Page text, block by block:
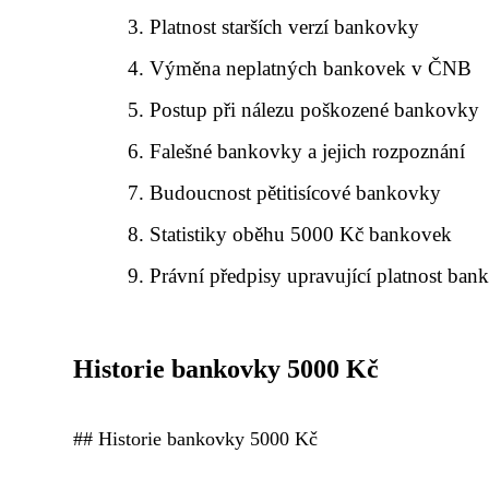
Platnost starších verzí bankovky
Výměna neplatných bankovek v ČNB
Postup při nálezu poškozené bankovky
Falešné bankovky a jejich rozpoznání
Budoucnost pětitisícové bankovky
Statistiky oběhu 5000 Kč bankovek
Právní předpisy upravující platnost
Historie bankovky 5000 Kč
## Historie bankovky 5000 Kč